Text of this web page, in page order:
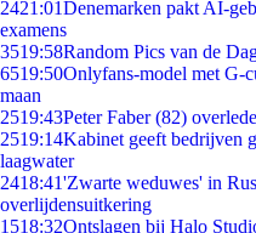
2421:01Denemarken pakt AI-
examens
3519:58Random Pics van de
6519:50Onlyfans-model met G-
maan
2519:43Peter Faber (82)
2519:14Kabinet geeft bedrijven
laagwater
2418:41'Zwarte weduwes' in
overlijdensuitkering
1518:32Ontslagen bij Halo